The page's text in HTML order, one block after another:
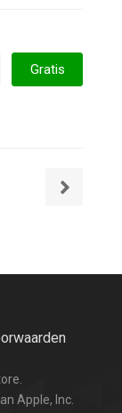
Gratis
Apple, Inc.